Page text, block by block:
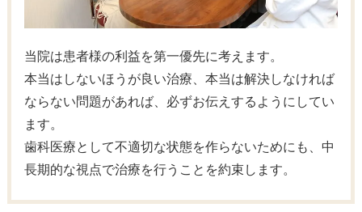
当院は患者様の利益を第一優先に考えます。
本当はしないほうが良い治療、本当は解決しなければ
ならない問題があれば、必ずお伝えするようにしてい
ます。
歯科医療として不適切な状態を作らないためにも、中
長期的な視点で治療を行うことを約束します。